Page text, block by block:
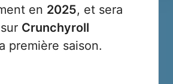
en 2025, et sera
Crunchyroll
première saison.